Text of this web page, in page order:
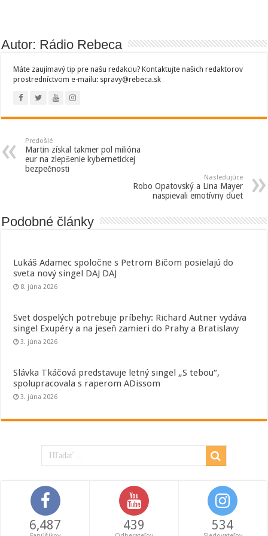
Autor: Rádio Rebeca
Máte zaujímavý tip pre našu redakciu? Kontaktujte našich redaktorov
prostredníctvom e-mailu: spravy@rebeca.sk
Predošlé
Martin získal takmer pol milióna
eur na zlepšenie kybernetickej
bezpečnosti
Nasledujúce
Robo Opatovský a Lina Mayer
naspievali emotívny duet
Podobné články
Lukáš Adamec spoločne s Petrom Bičom posielajú do
sveta nový singel DAJ DAJ
8. júna 2026
Svet dospelých potrebuje príbehy: Richard Autner vydáva
singel Exupéry a na jeseň zamieri do Prahy a Bratislavy
3. júna 2026
Slávka Tkáčová predstavuje letný singel „S tebou“,
spolupracovala s raperom ADissom
3. júna 2026
6,487 439 534